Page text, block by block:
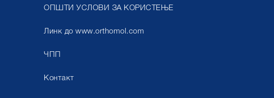
ОПШТИ УСЛОВИ ЗА КОРИСТЕЊЕ
Линк до www.orthomol.com
ЧПП
Контакт